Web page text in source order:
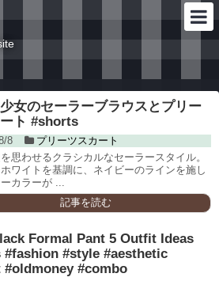
女のセーラーブラウスとプリー
ト #shorts
8
プリーツスカート
思わせるクラシカルなセーラースタイル。
ワイトを基調に、ネイビーのラインを施し
カラーが ...
記事を読む
Formal Pant 5 Outfit Ideas
#fashion #style #aesthetic
#combo